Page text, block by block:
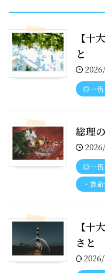
【十
と
◎一伍
総理
◎一伍
・算
【十
さと